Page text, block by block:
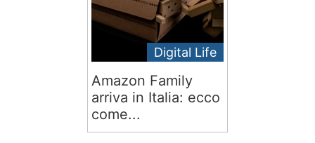
Digital Life
Amazon Family
arriva in Italia: ecco
come...